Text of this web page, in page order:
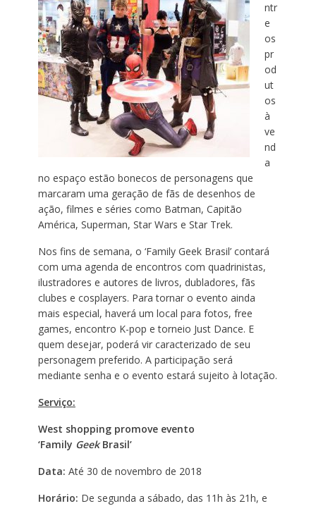
ntr
e
os
pr
od
ut
os
à
ve
nd
a
no espaço estão bonecos de personagens que
marcaram uma geração de fãs de desenhos de
ação, filmes e séries como Batman, Capitão
América, Superman, Star Wars e Star Trek.
Nos fins de semana, o ‘Family Geek Brasil’ contará
com uma agenda de encontros com quadrinistas,
ilustradores e autores de livros, dubladores, fãs
clubes e cosplayers. Para tornar o evento ainda
mais especial, haverá um local para fotos, free
games, encontro K-pop e torneio Just Dance. E
quem desejar, poderá vir caracterizado de seu
personagem preferido. A participação será
mediante senha e o evento estará sujeito à lotação.
Serviço:
West shopping promove evento
‘Family GeekBrasil’
Data: Até 30 de novembro de 2018
Horário: De segunda a sábado, das 11h às 21h, e